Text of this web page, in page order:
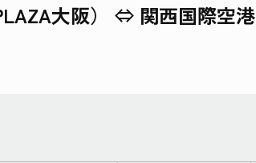
大阪） ⇔ 関西国際空港